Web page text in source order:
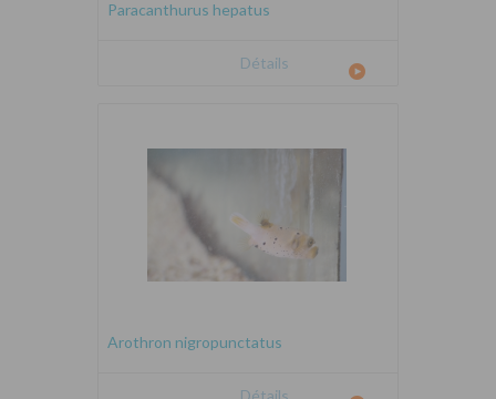
Paracanthurus hepatus
Détails
Arothron nigropunctatus
Détails